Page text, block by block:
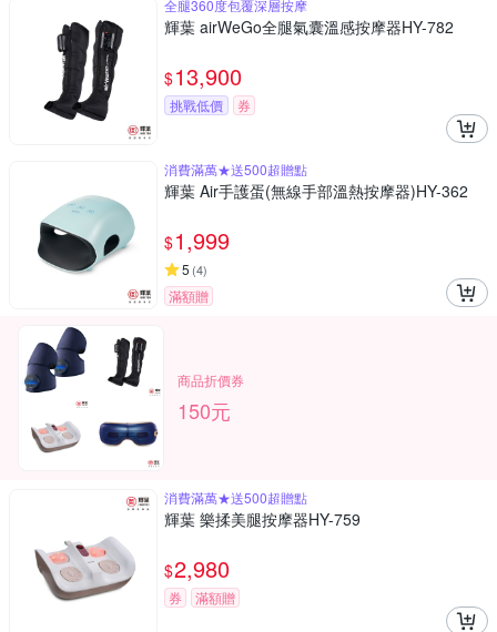
全腿360度包覆深層按摩
輝葉 airWeGo全腿氣囊溫感按摩器HY-782
$13,900
挑戰低價 券
消費滿萬★送500超贈點
輝葉 Air手護蛋(無線手部溫熱按摩器)HY-362
$1,999
5 (4)
滿額贈
商品折價券
150元
消費滿萬★送500超贈點
輝葉 樂揉美腿按摩器HY-759
$2,980
券 滿額贈